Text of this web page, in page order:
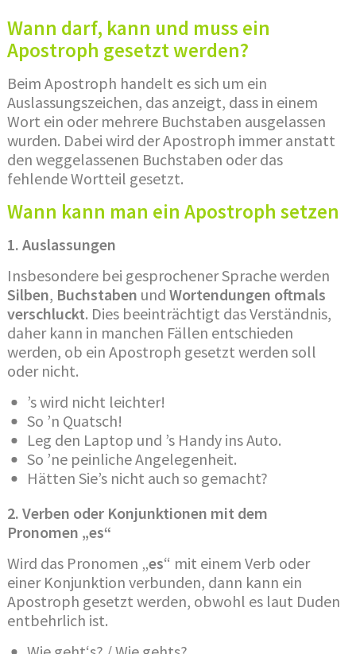
Wann darf, kann und muss ein
Apostroph gesetzt werden?
Beim Apostroph handelt es sich um ein
Auslassungszeichen, das anzeigt, dass in einem
Wort ein oder mehrere Buchstaben ausgelassen
wurden. Dabei wird der Apostroph immer anstatt
den weggelassenen Buchstaben oder das
fehlende Wortteil gesetzt.
Wann kann man ein Apostroph setzen
1. Auslassungen
Insbesondere bei gesprochener Sprache werden
Silben, Buchstaben und Wortendungen oftmals
verschluckt. Dies beeinträchtigt das Verständnis,
daher kann in manchen Fällen entschieden
werden, ob ein Apostroph gesetzt werden soll
oder nicht.
’s wird nicht leichter!
So ’n Quatsch!
Leg den Laptop und ’s Handy ins Auto.
So ’ne peinliche Angelegenheit.
Hätten Sie’s nicht auch so gemacht?
2. Verben oder Konjunktionen mit dem
Pronomen „es“
Wird das Pronomen „es“ mit einem Verb oder
einer Konjunktion verbunden, dann kann ein
Apostroph gesetzt werden, obwohl es laut Duden
entbehrlich ist.